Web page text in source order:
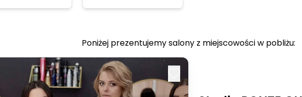
Poniżej prezentujemy salony z miejscowości w pobliżu: